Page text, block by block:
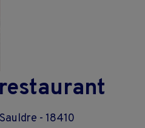
- 18410